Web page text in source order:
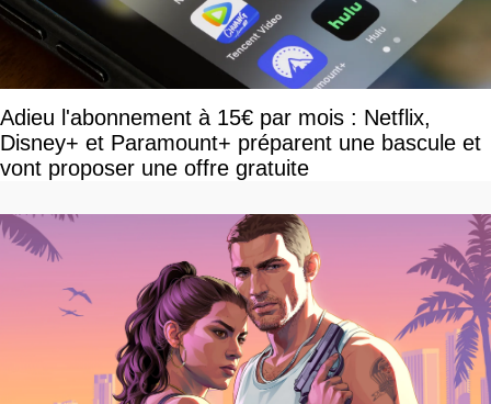
Adieu l'abonnement à 15€ par mois : Netflix,
Disney+ et Paramount+ préparent une bascule et
vont proposer une offre gratuite